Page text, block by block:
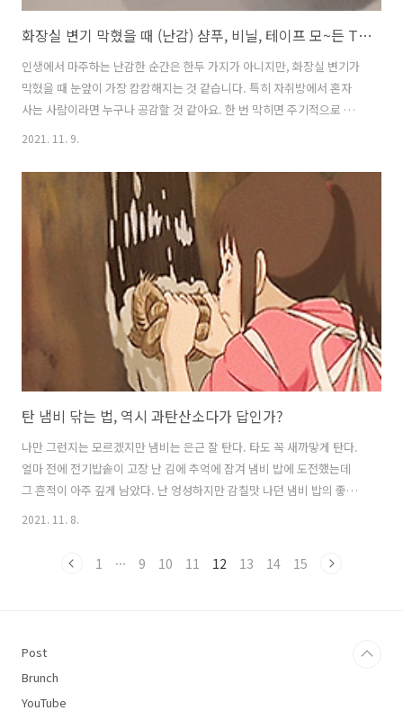
화장실 변기 막혔을 때 (난감) 샴푸, 비닐, 테이프 모~든 TIP 공개!
인생에서 마주하는 난감한 순간은 한두 가지가 아니지만, 화장실 변기가
막혔을 때 눈앞이 가장 캄캄해지는 것 같습니다. 특히 자취방에서 혼자
사는 사람이라면 누구나 공감할 것 같아요. 한 번 막히면 주기적으로 막
혀주는 변기.. 휴.. 지금 당장, 막힌 변기를 셀프로 뚫어야겠다면! 그 방법
안에 샴푸를 두세 번 뿌리고 30분 후 물을 내려 보세요! 뜨거운 물 + 세제
팔팔 끓는 뜨거운 물에 세제를 풀어 변기에 붓고 물을 내려 보세요. 옷걸
이 철사 옷걸이를 길~게 일자로 편 후 변기에 낀 이물질을 건지거나 쑤셔
넣어 뚫기! 빈 페트병 페트병으로 간이 뚫어뻥 만들기~ 2L 빈 페트병의
입구를 칼로 잘라 변기 입구에 낀 후 위아래로 펌프질 ..
2021. 11. 9.
탄 냄비 닦는 법, 역시 과탄산소다가 답인가?
나만 그런지는 모르겠지만 냄비는 은근 잘 탄다. 타도 꼭 새까맣게 탄다.
얼마 전에 전기밥솥이 고장 난 김에 추억에 잠겨 냄비 밥에 도전했는데
그 흔적이 아주 깊게 남았다. 난 엉성하지만 감칠맛 나던 냄비 밥의 좋은
2021. 11. 8.
1 ··· 9 10 11 12 13 14 15
Post
Brunch
YouTube